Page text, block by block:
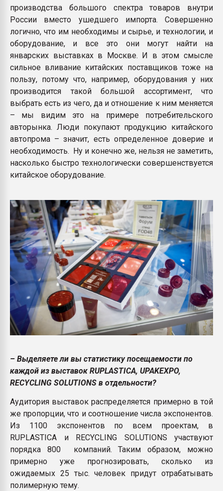
производства большого спектра товаров внутри
России вместо ушедшего импорта. Совершенно
логично, что им необходимы и сырье, и технологии, и
оборудование, и все это они могут найти на
январских выставках в Москве. И в этом смысле
сильное вливание китайских поставщиков тоже на
пользу, потому что, например, оборудования у них
производится такой большой ассортимент, что
выбрать есть из чего, да и отношение к ним меняется
– мы видим это на примере потребительского
авторынка. Люди покупают продукцию китайского
автопрома – значит, есть определенное доверие и
необходимость. Ну и конечно же, нельзя не заметить,
насколько быстро технологически совершенствуется
китайское оборудование.
– Выделяете ли вы статистику посещаемости по
каждой из выставок RUPLASTICA, UPAKEXPO,
RECYCLING SOLUTIONS в отдельности?
Аудитория выставок распределяется примерно в той
же пропорции, что и соотношение числа экспонентов.
Из 1100 экспонентов по всем проектам, в
RUPLASTICA и RECYCLING SOLUTIONS участвуют
порядка 800 компаний. Таким образом, можно
примерно уже прогнозировать, сколько из
ожидаемых 25 тыс. человек придут отрабатывать
полимерную тему.